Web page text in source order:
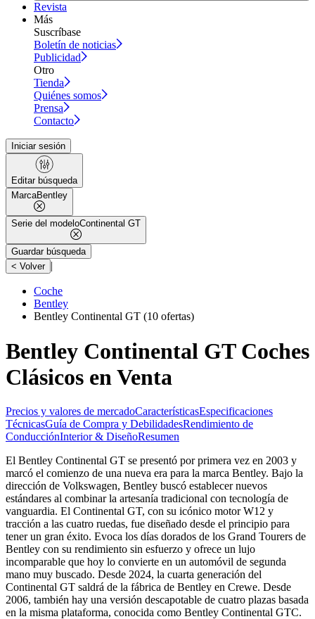
Revista
Más
Suscríbase
Boletín de noticias
Publicidad
Otro
Tienda
Quiénes somos
Prensa
Contacto
Iniciar sesión
Editar búsqueda
MarcaBentley
Serie del modeloContinental GT
Guardar búsqueda
< Volver |
Coche
Bentley
Bentley Continental GT (10 ofertas)
Bentley Continental GT Coches
Clásicos en Venta
Precios y valores de mercadoCaracterísticasEspecificaciones
TécnicasGuía de Compra y DebilidadesRendimiento de
ConducciónInterior & DiseñoResumen
El Bentley Continental GT se presentó por primera vez en 2003 y
marcó el comienzo de una nueva era para la marca Bentley. Bajo la
dirección de Volkswagen, Bentley buscó establecer nuevos
estándares al combinar la artesanía tradicional con tecnología de
vanguardia. El Continental GT, con su icónico motor W12 y
tracción a las cuatro ruedas, fue diseñado desde el principio para
tener un gran éxito. Evoca los días dorados de los Grand Tourers de
Bentley con su rendimiento sin esfuerzo y ofrece un lujo
incomparable que hoy lo convierte en un automóvil de segunda
mano muy buscado. Desde 2024, la cuarta generación del
Continental GT saldrá de la fábrica de Bentley en Crewe. Desde
2006, también hay una versión descapotable de cuatro plazas basada
en la misma plataforma, conocida como Bentley Continental GTC.